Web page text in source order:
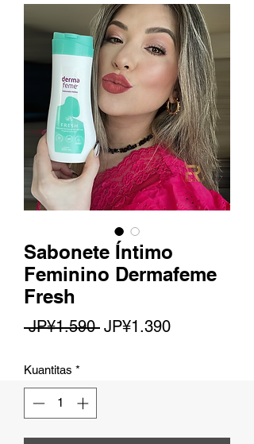
Sabonete Íntimo
Feminino Dermafeme
Fresh
JP¥1.590 Harga
JP¥1.390Harga
Kuantitas *